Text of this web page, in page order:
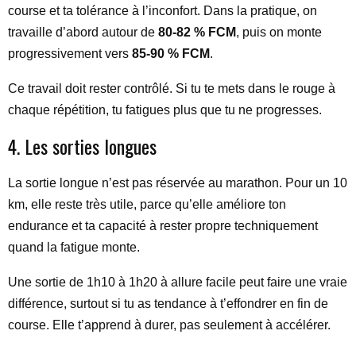
course et ta tolérance à l’inconfort. Dans la pratique, on
travaille d’abord autour de 80-82 % FCM, puis on monte
progressivement vers 85-90 % FCM.
Ce travail doit rester contrôlé. Si tu te mets dans le rouge à
chaque répétition, tu fatigues plus que tu ne progresses.
4. Les sorties longues
La sortie longue n’est pas réservée au marathon. Pour un 10
km, elle reste très utile, parce qu’elle améliore ton
endurance et ta capacité à rester propre techniquement
quand la fatigue monte.
Une sortie de 1h10 à 1h20 à allure facile peut faire une vraie
différence, surtout si tu as tendance à t’effondrer en fin de
course. Elle t’apprend à durer, pas seulement à accélérer.